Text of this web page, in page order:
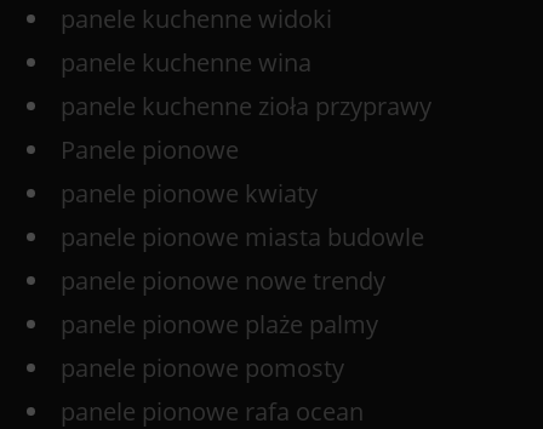
panele kuchenne widoki
panele kuchenne wina
panele kuchenne zioła przyprawy
Panele pionowe
panele pionowe kwiaty
panele pionowe miasta budowle
panele pionowe nowe trendy
panele pionowe plaże palmy
panele pionowe pomosty
panele pionowe rafa ocean